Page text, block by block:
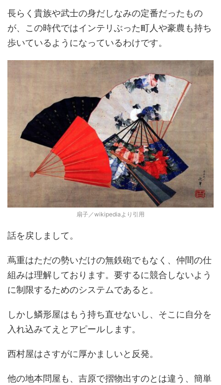
長らく貴族や武士の身だしなみの定番だったもの
が、この時代ではインテリぶった町人や豪農も持ち
歩いているようになっているわけです。
扇子／wikipediaより引用
話を戻しまして。
蔦重はただの勢いだけの無鉄砲でもなく、仲間の仕
組みは理解しております。要するに競合しないよう
に制限するためのシステムであると。
しかし鱗形屋はもう持ち直せないし、そこに自分を
入れ込みてえとアピールします。
西村屋はさすがに厚かましいと反発。
他の地本問屋も、吉原で摺物出すのとは違う、簡単